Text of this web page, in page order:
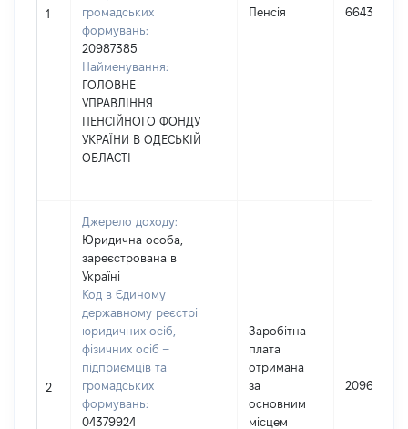
1
громадських
формувань:
20987385
Найменування:
ГОЛОВНЕ
УПРАВЛІННЯ
ПЕНСІЙНОГО ФОНДУ
УКРАЇНИ В ОДЕСЬКІЙ
ОБЛАСТІ
Пенсія 66436
2
Джерело доходу:
Юридична особа,
зареєстрована в
Україні
Код в Єдиному
державному реєстрі
юридичних осіб,
фізичних осіб –
підприємців та
громадських
формувань:
04379924
Заробітна
плата
отримана
за
основним
місцем
209601